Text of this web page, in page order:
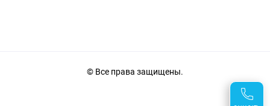
© Все права защищены.